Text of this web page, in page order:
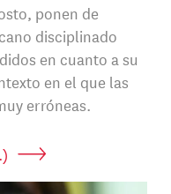
ponen de
disciplinado
en cuanto a su
en el que las
erróneas.